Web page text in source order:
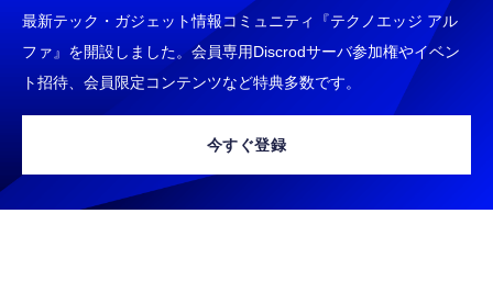
最新テック・ガジェット情報コミュニティ『テクノエッジ アル
ファ』を開設しました。会員専用Discrodサーバ参加権やイベン
ト招待、会員限定コンテンツなど特典多数です。
今すぐ登録